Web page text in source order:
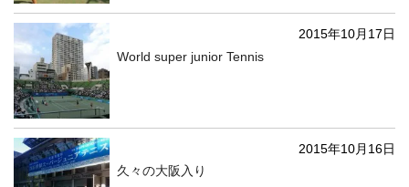
2015年10月17日
World super junior Tennis
2015年10月16日
久々の大阪入り